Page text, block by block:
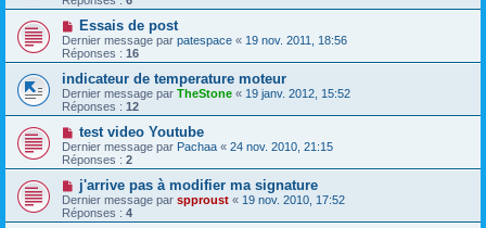
Essais de post
Dernier message par patespace « 19 nov. 2011, 18:56
Réponses : 16
indicateur de temperature moteur
Dernier message par TheStone « 19 janv. 2012, 15:52
Réponses : 12
test video Youtube
Dernier message par Pachaa « 24 nov. 2010, 21:15
Réponses : 2
j'arrive pas à modifier ma signature
Dernier message par spproust « 19 nov. 2010, 17:52
Réponses : 4